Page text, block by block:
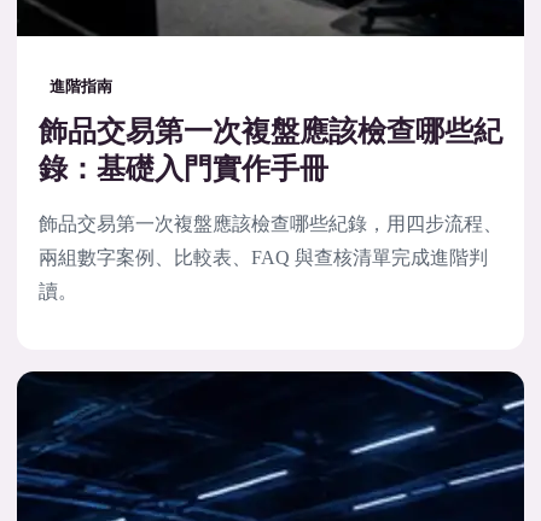
進階指南
飾品交易第一次複盤應該檢查哪些紀
錄：基礎入門實作手冊
飾品交易第一次複盤應該檢查哪些紀錄，用四步流程、
兩組數字案例、比較表、FAQ 與查核清單完成進階判
讀。